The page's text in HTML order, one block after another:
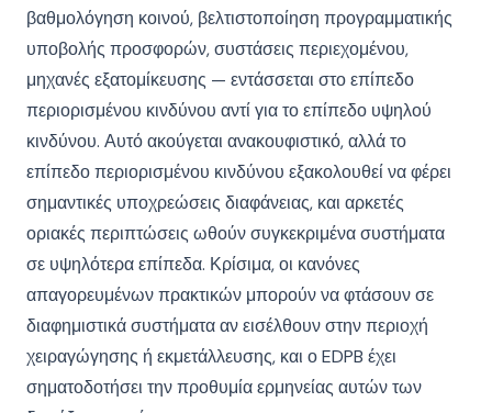
βαθμολόγηση κοινού, βελτιστοποίηση προγραμματικής
υποβολής προσφορών, συστάσεις περιεχομένου,
μηχανές εξατομίκευσης — εντάσσεται στο επίπεδο
περιορισμένου κινδύνου αντί για το επίπεδο υψηλού
κινδύνου. Αυτό ακούγεται ανακουφιστικό, αλλά το
επίπεδο περιορισμένου κινδύνου εξακολουθεί να φέρει
σημαντικές υποχρεώσεις διαφάνειας, και αρκετές
οριακές περιπτώσεις ωθούν συγκεκριμένα συστήματα
σε υψηλότερα επίπεδα. Κρίσιμα, οι κανόνες
απαγορευμένων πρακτικών μπορούν να φτάσουν σε
διαφημιστικά συστήματα αν εισέλθουν στην περιοχή
χειραγώγησης ή εκμετάλλευσης, και ο EDPB έχει
σηματοδοτήσει την προθυμία ερμηνείας αυτών των